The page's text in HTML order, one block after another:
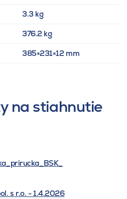
3.3 kg
376.2 kg
385×231×12 mm
na stiahnutie
s r.o. - 1.4.2026